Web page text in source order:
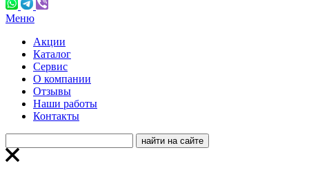
Меню
Акции
Каталог
Сервис
О компании
Отзывы
Наши работы
Контакты